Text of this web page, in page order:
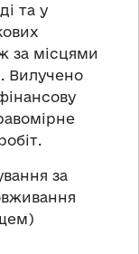
та у
за місцями
Вилучено
за